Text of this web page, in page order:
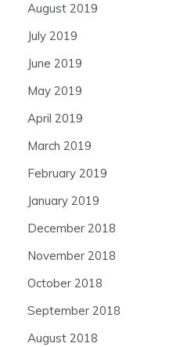
August 2019
July 2019
June 2019
May 2019
April 2019
March 2019
February 2019
January 2019
December 2018
November 2018
October 2018
September 2018
August 2018